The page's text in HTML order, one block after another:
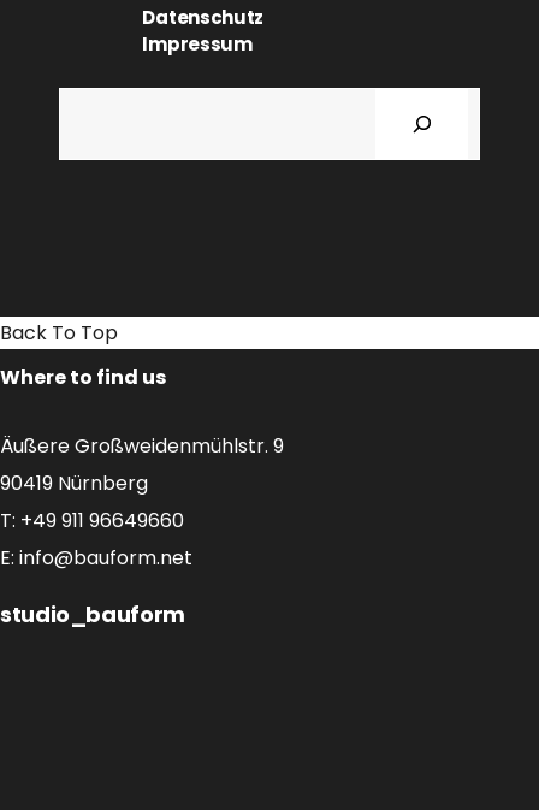
Datenschutz
Impressum
Suchen
Back To Top
Where to find us
Äußere Großweidenmühlstr. 9
90419 Nürnberg
T: +49 911 96649660
E: info@bauform.net
studio_bauform